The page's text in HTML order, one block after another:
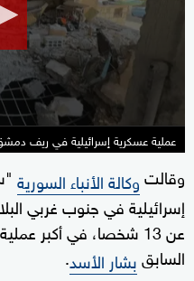
عملية عسكرية إسرائيلية في ريف
وقالتوكالة الأنباء السورية
إسرائيلية في جنوب غربي
عن 13 شخصا، في أكبر
السابقبشار الأسد.